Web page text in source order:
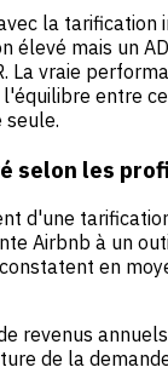
la
élevé mais un
La vraie
entre
seule.
selon les
d'une
Airbnb à un
en
revenus
de la